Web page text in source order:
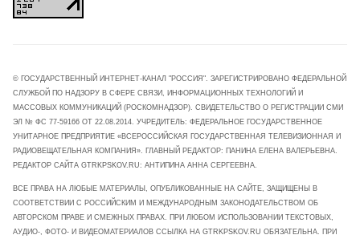
© ГОСУДАРСТВЕННЫЙ ИНТЕРНЕТ-КАНАЛ "РОССИЯ". ЗАРЕГИСТРИРОВАНО ФЕДЕРАЛЬНОЙ
СЛУЖБОЙ ПО НАДЗОРУ В СФЕРЕ СВЯЗИ, ИНФОРМАЦИОННЫХ ТЕХНОЛОГИЙ И
МАССОВЫХ КОММУНИКАЦИЙ (РОСКОМНАДЗОР). СВИДЕТЕЛЬСТВО О РЕГИСТРАЦИИ СМИ
ЭЛ № ФС 77-59166 ОТ 22.08.2014. УЧРЕДИТЕЛЬ: ФЕДЕРАЛЬНОЕ ГОСУДАРСТВЕННОЕ
УНИТАРНОЕ ПРЕДПРИЯТИЕ «ВСЕРОССИЙСКАЯ ГОСУДАРСТВЕННАЯ ТЕЛЕВИЗИОННАЯ И
РАДИОВЕЩАТЕЛЬНАЯ КОМПАНИЯ». ГЛАВНЫЙ РЕДАКТОР: ПАНИНА ЕЛЕНА ВАЛЕРЬЕВНА.
РЕДАКТОР САЙТА GTRKPSKOV.RU: АНТИПИНА АННА СЕРГЕЕВНА.
ВСЕ ПРАВА НА ЛЮБЫЕ МАТЕРИАЛЫ, ОПУБЛИКОВАННЫЕ НА САЙТЕ, ЗАЩИЩЕНЫ В
СООТВЕТСТВИИ С РОССИЙСКИМ И МЕЖДУНАРОДНЫМ ЗАКОНОДАТЕЛЬСТВОМ ОБ
АВТОРСКОМ ПРАВЕ И СМЕЖНЫХ ПРАВАХ. ПРИ ЛЮБОМ ИСПОЛЬЗОВАНИИ ТЕКСТОВЫХ,
АУДИО-, ФОТО- И ВИДЕОМАТЕРИАЛОВ ССЫЛКА НА GTRKPSKOV.RU ОБЯЗАТЕЛЬНА. ПРИ